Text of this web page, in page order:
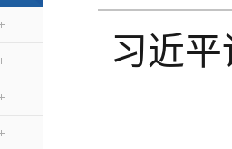
习近